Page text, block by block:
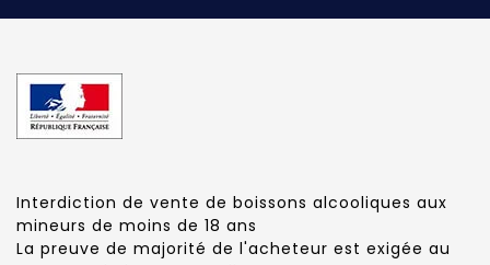
Interdiction de vente de boissons alcooliques aux
mineurs de moins de 18 ans
La preuve de majorité de l'acheteur est exigée au